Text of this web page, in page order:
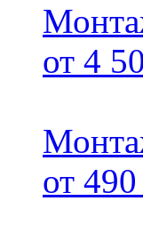
от 4
от